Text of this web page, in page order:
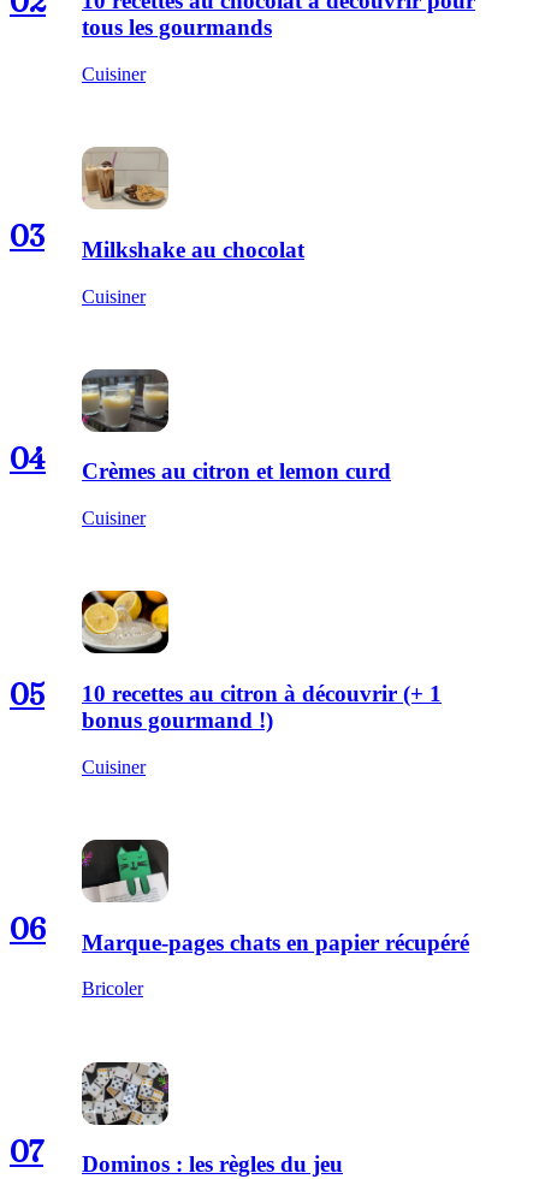
tous les gourmands
Cuisiner
03 Milkshake au chocolat
Cuisiner
04 Crèmes au citron et lemon curd
Cuisiner
05
10 recettes au citron à découvrir (+ 1
bonus gourmand !)
Cuisiner
06 Marque-pages chats en papier récupéré
Bricoler
07 Dominos : les règles du jeu